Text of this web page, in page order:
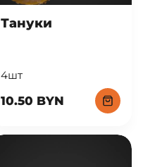
Тануки
4шт
10.50 BYN